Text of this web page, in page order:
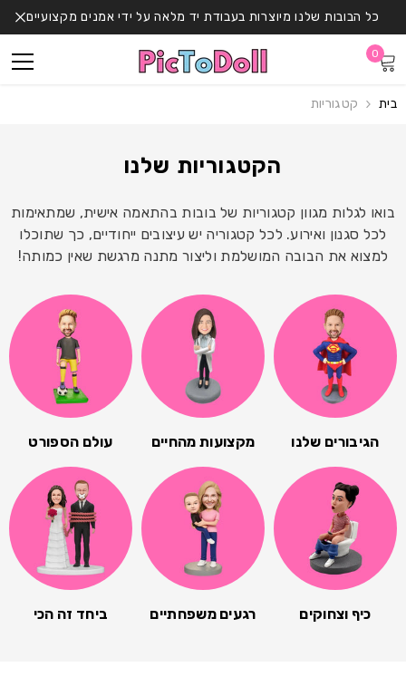
דלג לתוכן
כל הבובות שלנו מיוצרות בעבודת יד מלאה על ידי אמנים מקצועיים
0
0
בית קטגוריות
הקטגוריות שלנו
בואו לגלות מגוון קטגוריות של בובות בהתאמה אישית, שמתאימות
לכל סגנון ואירוע. לכל קטגוריה יש עיצובים ייחודיים, כך שתוכלו
למצוא את הבובה המושלמת וליצור מתנה מרגשת שאין כמותה!
הגיבורים שלנו מקצועות מהחיים עולם הספורט
כיף וצחוקים רגעים משפחתיים ביחד זה הכי